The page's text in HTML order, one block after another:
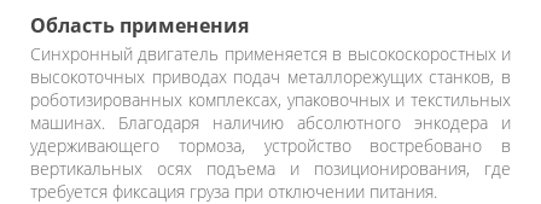
Область применения
Синхронный двигатель применяется в высокоскоростных и
высокоточных приводах подач металлорежущих станков, в
роботизированных комплексах, упаковочных и текстильных
машинах. Благодаря наличию абсолютного энкодера и
удерживающего тормоза, устройство востребовано в
вертикальных осях подъема и позиционирования, где
требуется фиксация груза при отключении питания.